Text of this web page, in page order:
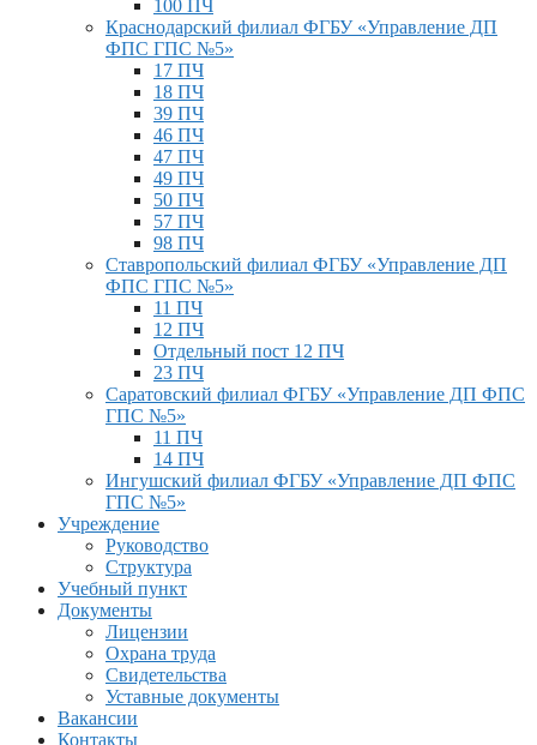
100 ПЧ
Краснодарский филиал ФГБУ «Управление ДП
ФПС ГПС №5»
17 ПЧ
18 ПЧ
39 ПЧ
46 ПЧ
47 ПЧ
49 ПЧ
50 ПЧ
57 ПЧ
98 ПЧ
Ставропольский филиал ФГБУ «Управление ДП
ФПС ГПС №5»
11 ПЧ
12 ПЧ
Отдельный пост 12 ПЧ
23 ПЧ
Саратовский филиал ФГБУ «Управление ДП ФПС
ГПС №5»
11 ПЧ
14 ПЧ
Ингушский филиал ФГБУ «Управление ДП ФПС
ГПС №5»
Учреждение
Руководство
Структура
Учебный пункт
Документы
Лицензии
Охрана труда
Свидетельства
Уставные документы
Вакансии
Контакты